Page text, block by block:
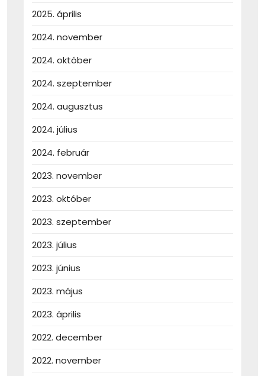
2025. április
2024. november
2024. október
2024. szeptember
2024. augusztus
2024. július
2024. február
2023. november
2023. október
2023. szeptember
2023. július
2023. június
2023. május
2023. április
2022. december
2022. november